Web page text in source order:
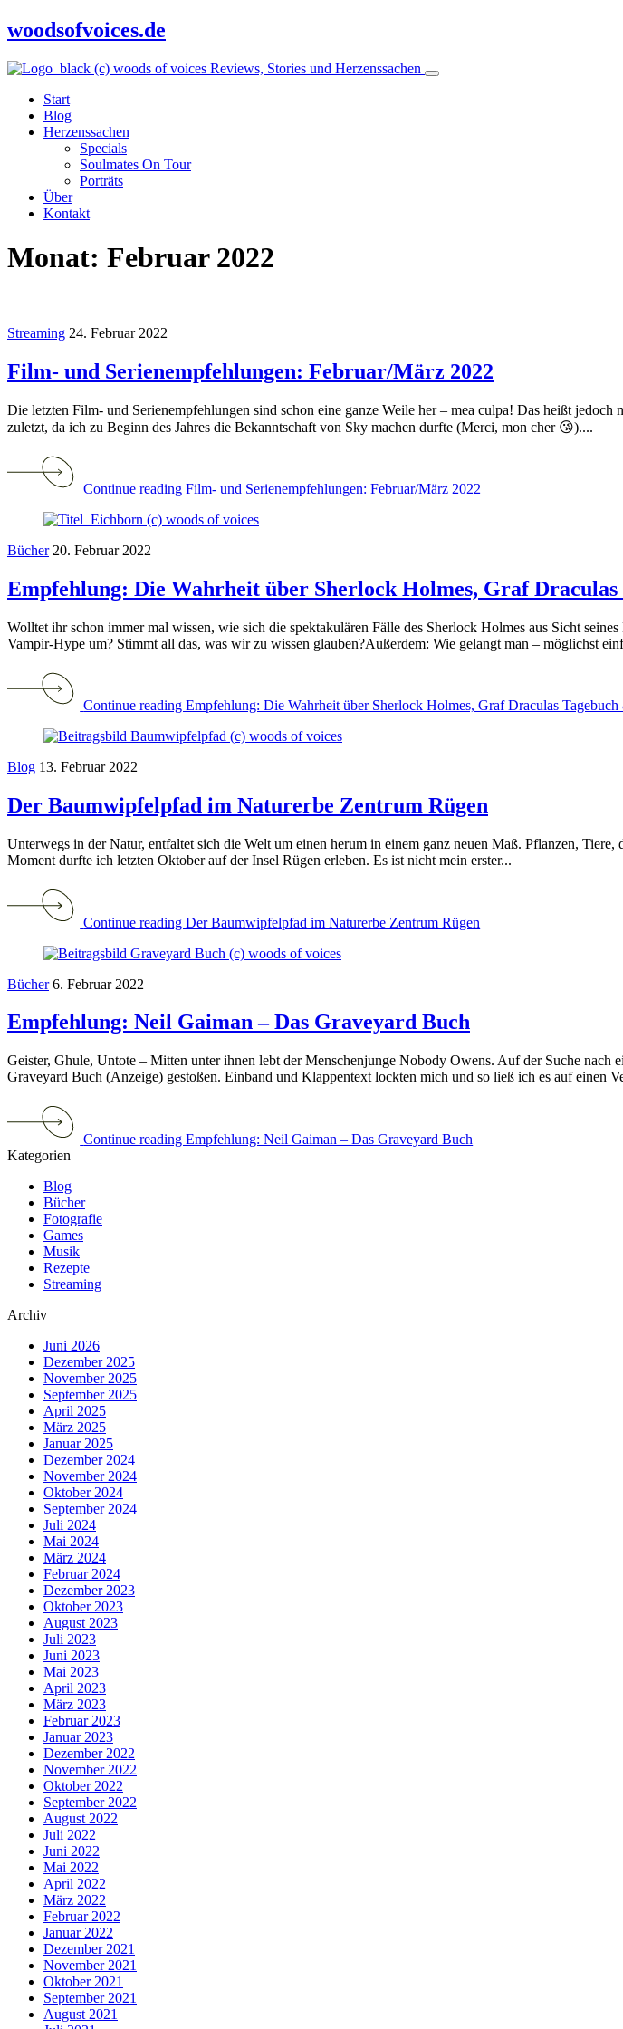
woodsofvoices.de
Reviews, Stories und Herzenssachen
Start
Blog
Herzenssachen
Specials
Soulmates On Tour
Porträts
Über
Kontakt
Monat: Februar 2022
Streaming 24. Februar 2022
Film- und Serienempfehlungen: Februar/März 2022
Die letzten Film- und Serienempfehlungen sind schon eine ganze Weile her – mea culpa! Das heißt
zuletzt, da ich zu Beginn des Jahres die Bekanntschaft von Sky machen durfte (Merci, mon cher 😘)....
Continue reading Film- und Serienempfehlungen: Februar/März 2022
Bücher 20. Februar 2022
Empfehlung: Die Wahrheit über Sherlock Holmes, Graf
Wolltet ihr schon immer mal wissen, wie sich die spektakulären Fälle des Sherlock Holmes aus Sicht
Vampir-Hype um? Stimmt all das, was wir zu wissen glauben?Außerdem: Wie gelangt man – möglichst
Continue reading Empfehlung: Die Wahrheit über Sherlock Holmes, Graf Draculas
Blog 13. Februar 2022
Der Baumwipfelpfad im Naturerbe Zentrum Rügen
Unterwegs in der Natur, entfaltet sich die Welt um einen herum in einem ganz neuen Maß. Pflanzen,
Moment durfte ich letzten Oktober auf der Insel Rügen erleben. Es ist nicht mein erster...
Continue reading Der Baumwipfelpfad im Naturerbe Zentrum Rügen
Bücher 6. Februar 2022
Empfehlung: Neil Gaiman – Das Graveyard Buch
Geister, Ghule, Untote – Mitten unter ihnen lebt der Menschenjunge Nobody Owens. Auf der Suche
Graveyard Buch (Anzeige) gestoßen. Einband und Klappentext lockten mich und so ließ ich es auf einen
Continue reading Empfehlung: Neil Gaiman – Das Graveyard Buch
Kategorien
Blog
Bücher
Fotografie
Games
Musik
Rezepte
Streaming
Archiv
Juni 2026
Dezember 2025
November 2025
September 2025
April 2025
März 2025
Januar 2025
Dezember 2024
November 2024
Oktober 2024
September 2024
Juli 2024
Mai 2024
März 2024
Februar 2024
Dezember 2023
Oktober 2023
August 2023
Juli 2023
Juni 2023
Mai 2023
April 2023
März 2023
Februar 2023
Januar 2023
Dezember 2022
November 2022
Oktober 2022
September 2022
August 2022
Juli 2022
Juni 2022
Mai 2022
April 2022
März 2022
Februar 2022
Januar 2022
Dezember 2021
November 2021
Oktober 2021
September 2021
August 2021